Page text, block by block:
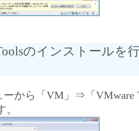
のインストールを
ーから「VM」⇒「VMware